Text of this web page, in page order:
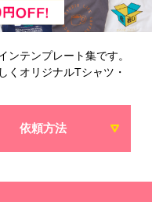
ンテンプレート集です。
くオリジナルTシャツ・
依頼方法